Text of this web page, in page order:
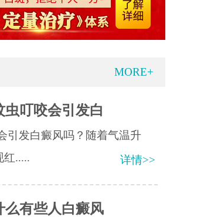
MORE+
叮咬会引发白
引发白癜风吗？随着气温升
红.....
详情>>
么有些人白癜风